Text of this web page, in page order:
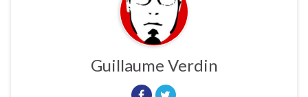
Guillaume Verdin